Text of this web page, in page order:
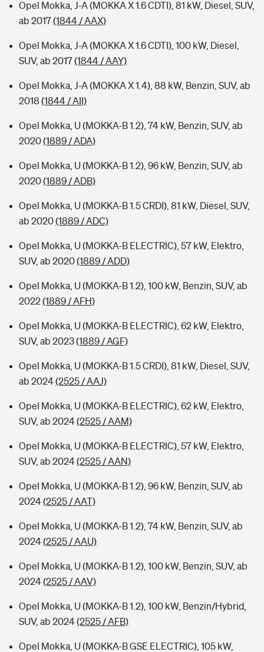
Opel Mokka, J-A (MOKKA X 1.6 CDTI), 81 kW, Diesel, SUV,
ab 2017(1844 / AAX)
Opel Mokka, J-A (MOKKA X 1.6 CDTI), 100 kW, Diesel,
SUV, ab 2017(1844 / AAY)
Opel Mokka, J-A (MOKKA X 1.4), 88 kW, Benzin, SUV, ab
2018 (1844 / AII)
Opel Mokka, U (MOKKA-B 1.2), 74 kW, Benzin, SUV, ab
2020(1889 / ADA)
Opel Mokka, U (MOKKA-B 1.2), 96 kW, Benzin, SUV, ab
2020(1889 / ADB)
Opel Mokka, U (MOKKA-B 1.5 CRDI), 81 kW, Diesel, SUV,
ab 2020(1889 / ADC)
Opel Mokka, U (MOKKA-B ELECTRIC), 57 kW, Elektro,
SUV, ab 2020(1889 / ADD)
Opel Mokka, U (MOKKA-B 1.2), 100 kW, Benzin, SUV, ab
2022(1889 / AFH)
Opel Mokka, U (MOKKA-B ELECTRIC), 62 kW, Elektro,
SUV, ab 2023(1889 / AGF)
Opel Mokka, U (MOKKA-B 1.5 CRDI), 81 kW, Diesel, SUV,
ab 2024(2525 / AAJ)
Opel Mokka, U (MOKKA-B ELECTRIC), 62 kW, Elektro,
SUV, ab 2024(2525 / AAM)
Opel Mokka, U (MOKKA-B ELECTRIC), 57 kW, Elektro,
SUV, ab 2024(2525 / AAN)
Opel Mokka, U (MOKKA-B 1.2), 96 kW, Benzin, SUV, ab
2024(2525 / AAT)
Opel Mokka, U (MOKKA-B 1.2), 74 kW, Benzin, SUV, ab
2024(2525 / AAU)
Opel Mokka, U (MOKKA-B 1.2), 100 kW, Benzin, SUV, ab
2024(2525 / AAV)
Opel Mokka, U (MOKKA-B 1.2), 100 kW, Benzin/Hybrid,
SUV, ab 2024(2525 / AFB)
Opel Mokka, U (MOKKA-B GSE ELECTRIC), 105 kW,